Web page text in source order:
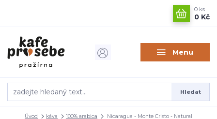
Menu
Hledat
0 ks
0 Kč
Úvod káva 100% arabica Nicaragua - Monte Cristo - Natural